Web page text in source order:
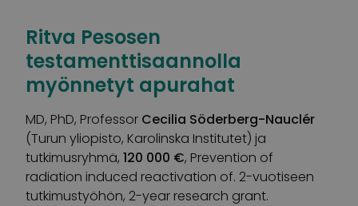
Ritva Pesosen
testamenttisaannolla
myönnetyt apurahat
MD, PhD, Professor Cecilia Söderberg-Nauclér
(Turun yliopisto, Karolinska Institutet) ja
tutkimusryhmä, 120 000 €, Prevention of
radiation induced reactivation of. 2-vuotiseen
tutkimustyöhön, 2-year research grant.